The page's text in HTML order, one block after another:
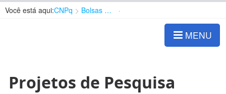
Você está aqui:CNPq Bolsas e Auxílios Vigentes
MENU
Projetos de Pesquisa